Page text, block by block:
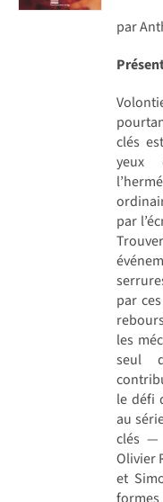
par
clés
yeux
par
par
les
seul
le défi
au
clés —
Olivier
et